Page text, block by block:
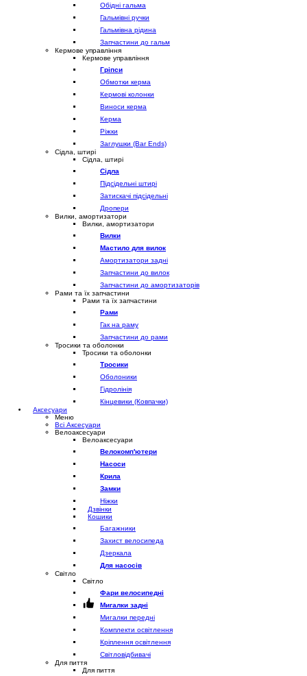
Обідні гальма
Гальмівні ручки
Гальмівна рідина
Запчастини до гальм
Кермове управління
Кермове управління
Гріпси
Обмотки керма
Кермові колонки
Виноси керма
Керма
Ріжки
Заглушки (Bar Ends)
Сідла, штирі
Сідла, штирі
Сідла
Підсідельні штирі
Затискачі підсідельні
Дропери
Вилки, амортизатори
Вилки, амортизатори
Вилки
Мастило для вилок
Амортизатори задні
Запчастини до вилок
Запчастини до амортизаторів
Рами та їх запчастини
Рами та їх запчастини
Рами
Гак на раму
Запчастини до рами
Тросики та оболонки
Тросики та оболонки
Тросики
Оболоники
Гідролінія
Кінцевики (Ковпачки)
Аксесуари
Меню
Всі Аксесуари
Велоаксесуари
Велоаксесуари
Велокомп'ютери
Насоси
Крила
Замки
Ніжки
Дзвінки
Кошики
Багажники
Захист велосипеда
Дзеркала
Для насосів
Світло
Світло
Фари велосипедні
Мигалки задні
Мигалки передні
Комплекти освітлення
Кріплення освітлення
Світловідбивачі
Для пиття
Для пиття